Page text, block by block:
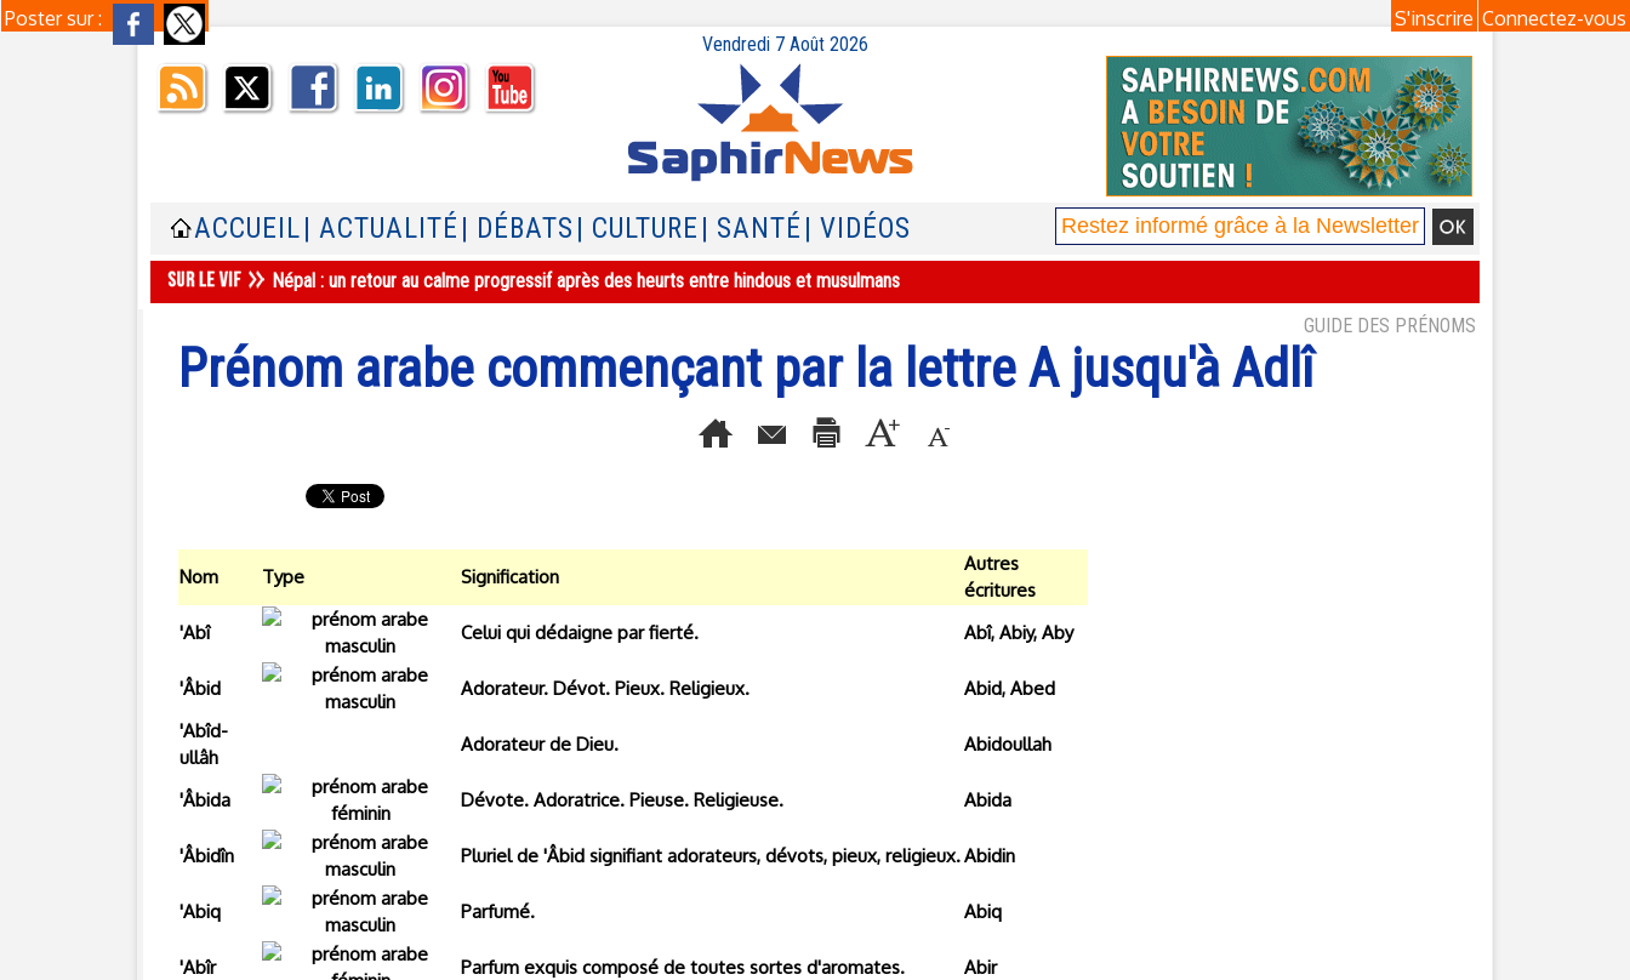
Poster sur : Connectez-vous
S'inscrire
Vendredi 7 Août 2026
ACCUEIL | ACTUALITÉ | DÉBATS | CULTURE | SANTÉ | VIDÉOS
Népal : un retour au calme progressif après des heurts entre hindous et musulmans
GUIDE DES PRÉNOMS
Prénom arabe commençant par la lettre A jusqu'à Adlî
Nom Type Signification
Autres
écritures
'Abî
Celui qui dédaigne par fierté. Abî, Abiy, Aby
'Âbid Adorateur. Dévot. Pieux. Religieux.
Abid, Abed
'Abîd-
ullâh
Adorateur de Dieu. Abidoullah
'Âbida Dévote. Adoratrice. Pieuse. Religieuse. Abida
'Âbidîn Pluriel de 'Âbid signifiant adorateurs, dévots, pieux, religieux.Abidin
'Abiq Parfumé. Abiq
'Abîr Parfum exquis composé de toutes sortes d'aromates. Abir